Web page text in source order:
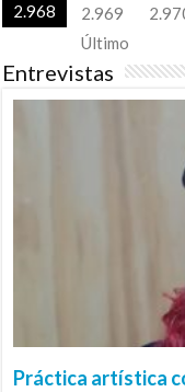
2.968
2.969
Último
Entrevistas
Práctica artística